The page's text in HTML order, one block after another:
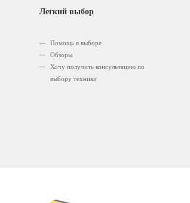
Легкий выбор
Помощь в выборе
Обзоры
Хочу получить консультацию по
выбору техники